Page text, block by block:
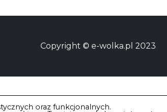
Copyright © e-wolka.pl 2023
oraz funkcjonalnych.